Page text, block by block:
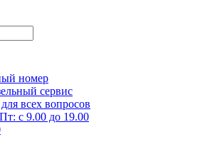
номер
сервис
всех вопросов
с 9.00 до 19.00